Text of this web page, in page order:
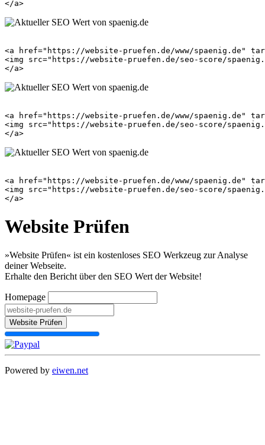
<a href="https://website-pruefen.de/www/spaenig.de"
<img src="https://website-pruefen.de/seo-score/
<a href="https://website-pruefen.de/www/spaenig.de"
<img src="https://website-pruefen.de/seo-score/
<a href="https://website-pruefen.de/www/spaenig.de"
<img src="https://website-pruefen.de/seo-score/
Website Prüfen
»Website Prüfen« ist ein kostenloses SEO Werkzeug zur Analyse
deiner Webseite.
Erhalte den Bericht über den SEO Wert der Website!
Homepage
Website Prüfen
Powered by eiwen.net